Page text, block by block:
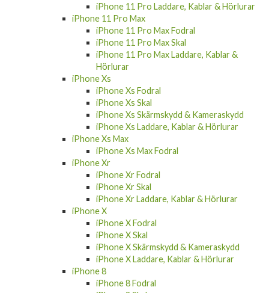
iPhone 11 Pro Max
iPhone 11 Pro Max Fodral
iPhone 11 Pro Max Skal
iPhone 11 Pro Max Laddare, Kablar &
Hörlurar
iPhone Xs
iPhone Xs Fodral
iPhone Xs Skal
iPhone Xs Skärmskydd & Kameraskydd
iPhone Xs Laddare, Kablar & Hörlurar
iPhone Xs Max
iPhone Xs Max Fodral
iPhone Xr
iPhone Xr Fodral
iPhone Xr Skal
iPhone Xr Laddare, Kablar & Hörlurar
iPhone X
iPhone X Fodral
iPhone X Skal
iPhone X Skärmskydd & Kameraskydd
iPhone X Laddare, Kablar & Hörlurar
iPhone 8
iPhone 8 Fodral
iPhone 8 Skal